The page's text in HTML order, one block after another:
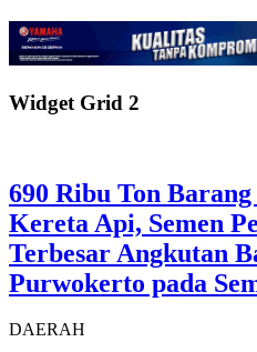
Widget Grid 2
690 Ribu Ton
Kereta Api, Semen
Terbesar Angkutan
Purwokerto pada
DAERAH